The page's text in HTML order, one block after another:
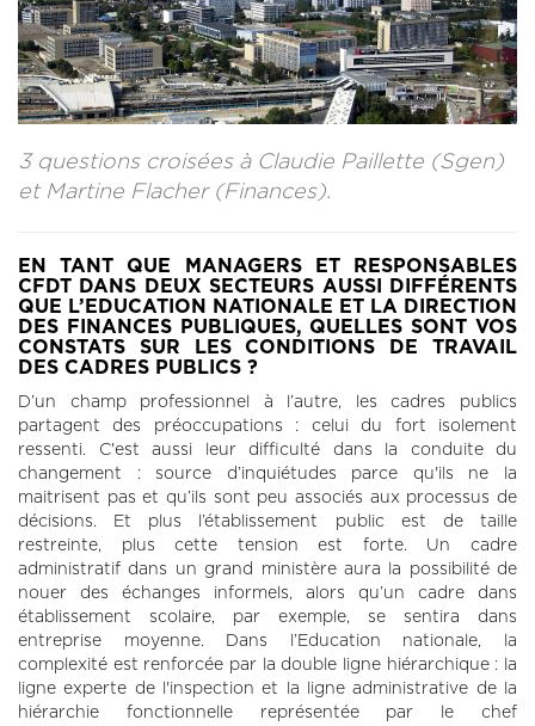
L’OBSERVATOIRE DES CADRES
3 questions croisées à Claudie Paillette (Sgen)
et Martine Flacher (Finances).
EN TANT QUE MANAGERS ET RESPONSABLES
CFDT DANS DEUX SECTEURS AUSSI DIFFÉRENTS
QUE L’EDUCATION NATIONALE ET LA DIRECTION
DES FINANCES PUBLIQUES, QUELLES SONT VOS
CONSTATS SUR LES CONDITIONS DE TRAVAIL
DES CADRES PUBLICS ?
D’un champ professionnel à l’autre, les cadres publics
partagent des préoccupations : celui du fort isolement
ressenti. C'est aussi leur difficulté dans la conduite du
changement : source d’inquiétudes parce qu'ils ne la
maitrisent pas et qu’ils sont peu associés aux processus de
décisions. Et plus l’établissement public est de taille
restreinte, plus cette tension est forte. Un cadre
administratif dans un grand ministère aura la possibilité de
nouer des échanges informels, alors qu’un cadre dans
établissement scolaire, par exemple, se sentira dans
entreprise moyenne. Dans l’Education nationale, la
complexité est renforcée par la double ligne hiérarchique : la
ligne experte de l'inspection et la ligne administrative de la
hiérarchie fonctionnelle représentée par le chef